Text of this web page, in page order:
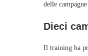
delle
Dieci
Il training ha